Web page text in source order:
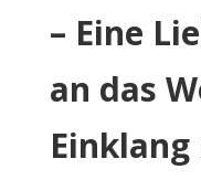
– Eine
an das